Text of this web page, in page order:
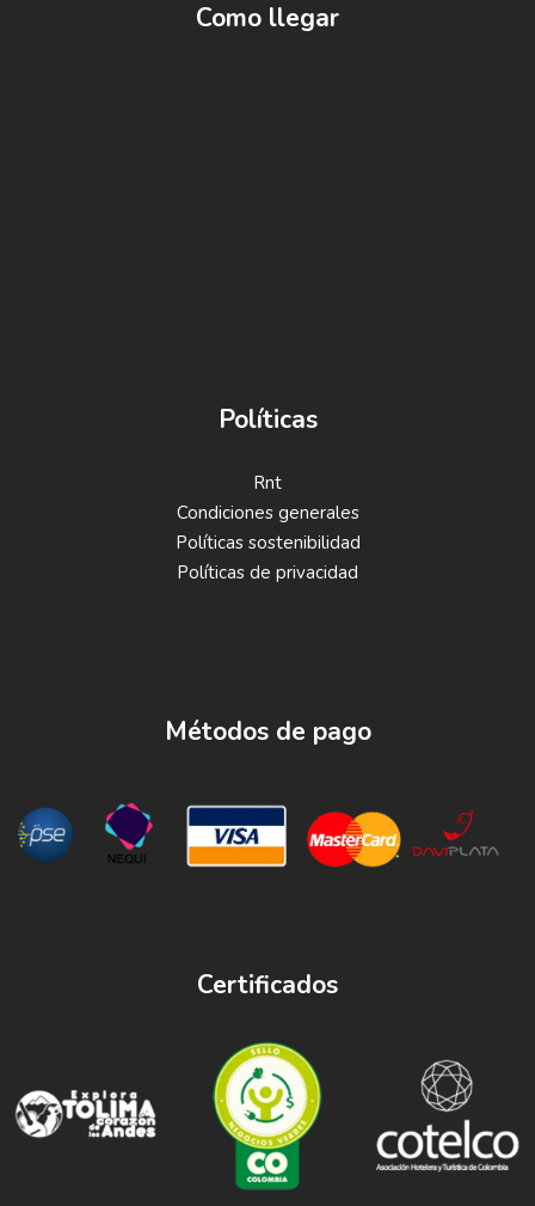
Como llegar
Políticas
Rnt
Condiciones generales
Políticas sostenibilidad
Políticas de privacidad
Métodos de pago
Certificados